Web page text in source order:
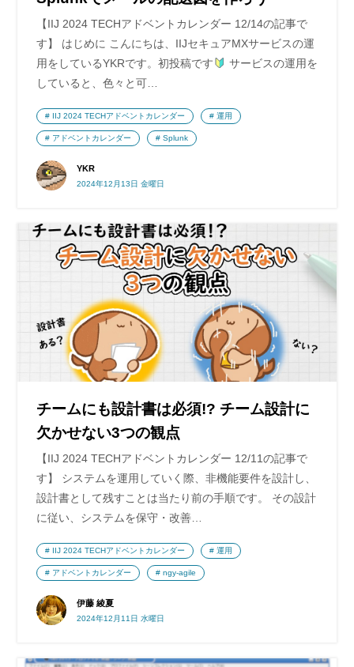
【IIJ 2024 TECHアドベントカレンダー 12/14の記事で
す】 はじめに こんにちは、IIJセキュアMXサービスの運
用をしているYKRです。初投稿です
サービスの運用を
していると、色々と可…
YKR
2024年12月13日 金曜日
IIJ 2024 TECHアドベントカレンダー 運用
アドベントカレンダー Splunk
チームにも設計書は必須!? チーム設計に
欠かせない3つの観点
【IIJ 2024 TECHアドベントカレンダー 12/11の記事で
す】 システムを運用していく際、非機能要件を設計し、
設計書として残すことは当たり前の手順です。 その設計
に従い、システムを保守・改善…
伊藤 綾夏
2024年12月11日 水曜日
IIJ 2024 TECHアドベントカレンダー 運用
アドベントカレンダー ngy-agile